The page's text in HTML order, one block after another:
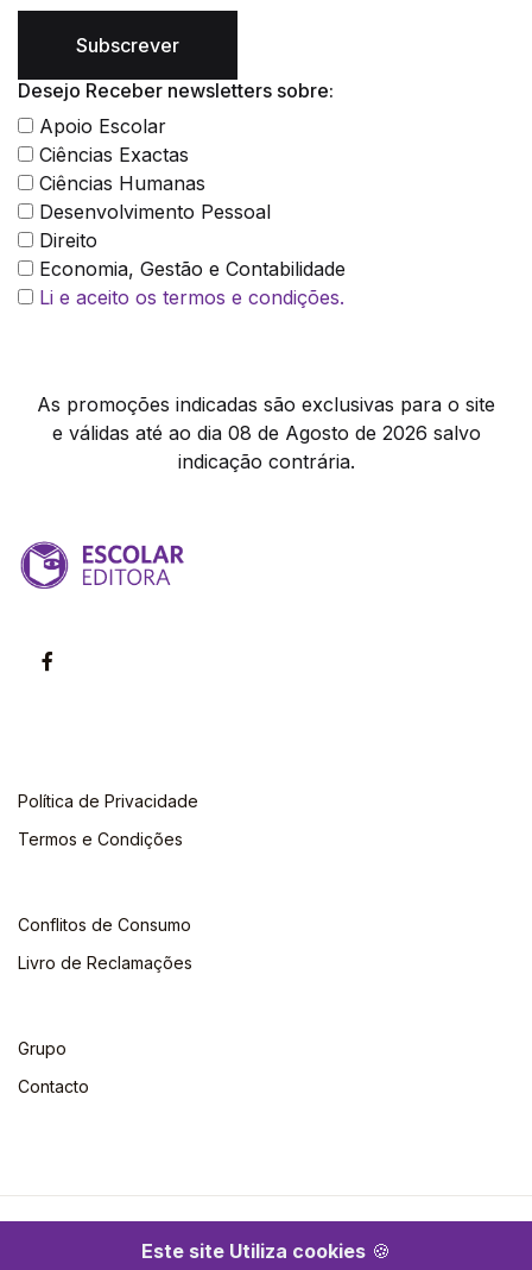
Este site Utiliza cookies 🍪
Subscrever
Desejo Receber newsletters sobre:
Apoio Escolar
Ciências Exactas
Ciências Humanas
Desenvolvimento Pessoal
Direito
Economia, Gestão e Contabilidade
Li e aceito os termos e condições.
As promoções indicadas são exclusivas para o site
e válidas até ao dia 08 de Agosto de 2026 salvo
indicação contrária.
Política de Privacidade
Termos e Condições
Conflitos de Consumo
Livro de Reclamações
Grupo
Contacto
©2026 Escolar. Todos os direitos reservados